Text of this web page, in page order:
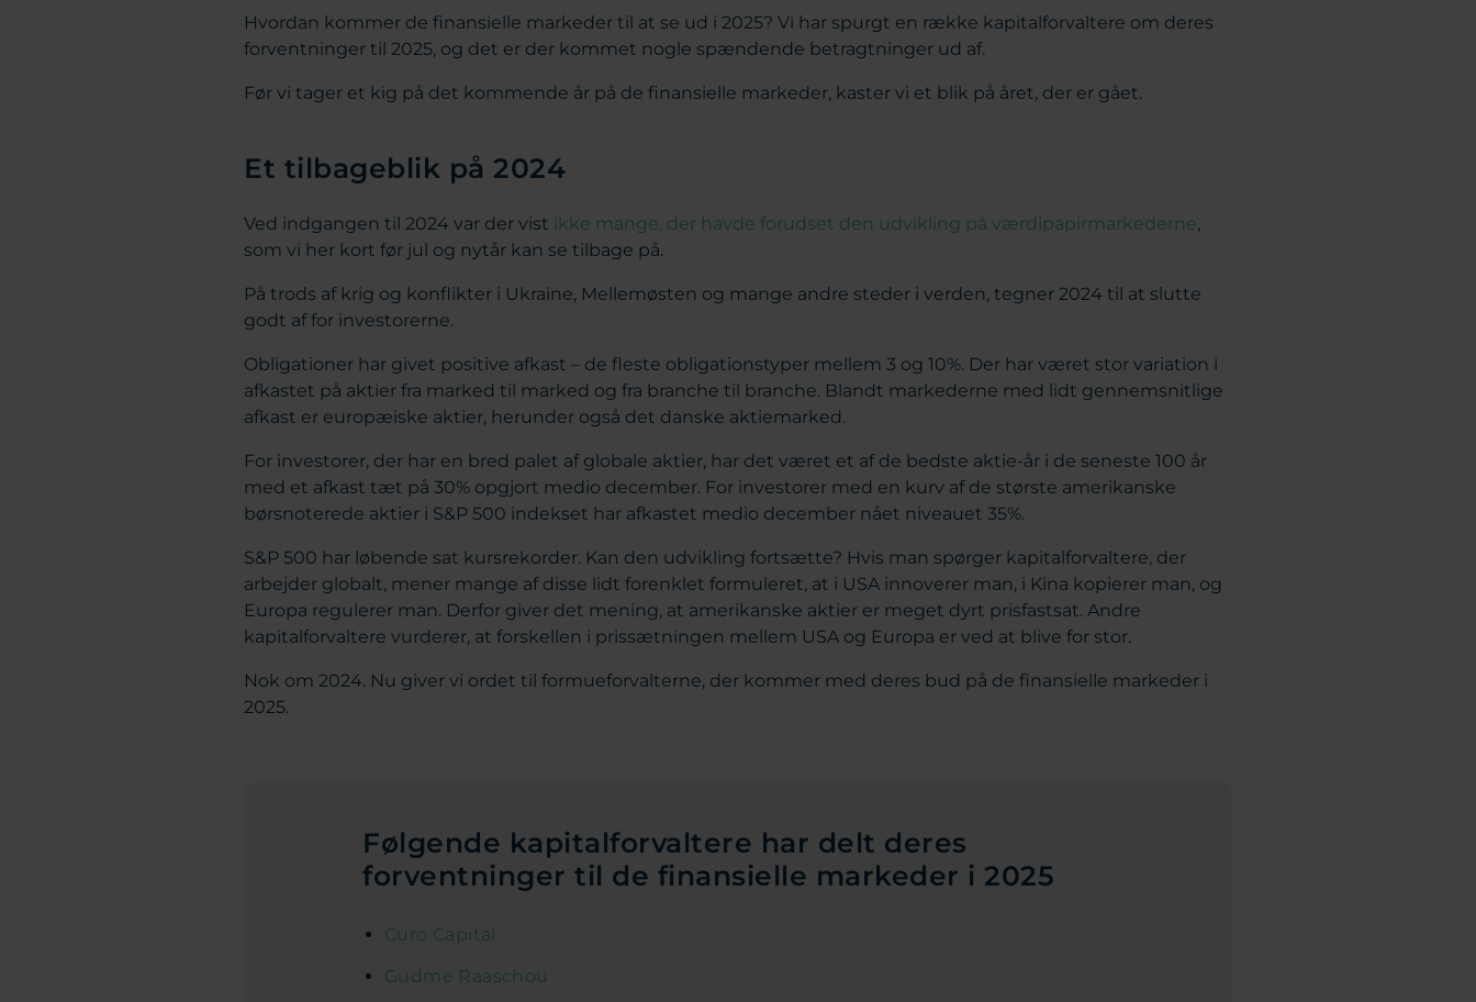
Hvordan kommer de finansielle markeder til at se ud i 2025? Vi har spurgt en række kapitalforvaltere om deres
forventninger til 2025, og det er der kommet nogle spændende betragtninger ud af.
Før vi tager et kig på det kommende år på de finansielle markeder, kaster vi et blik på året, der er gået.
Et tilbageblik på 2024
Ved indgangen til 2024 var der vist ikke mange, der havde forudset den udvikling på værdipapirmarkederne,
som vi her kort før jul og nytår kan se tilbage på.
På trods af krig og konflikter i Ukraine, Mellemøsten og mange andre steder i verden, tegner 2024 til at slutte
godt af for investorerne.
Obligationer har givet positive afkast – de fleste obligationstyper mellem 3 og 10%. Der har været stor variation i
afkastet på aktier fra marked til marked og fra branche til branche. Blandt markederne med lidt gennemsnitlige
afkast er europæiske aktier, herunder også det danske aktiemarked.
For investorer, der har en bred palet af globale aktier, har det været et af de bedste aktie-år i de seneste 100 år
med et afkast tæt på 30% opgjort medio december. For investorer med en kurv af de største amerikanske
børsnoterede aktier i S&P 500 indekset har afkastet medio december nået niveauet 35%.
S&P 500 har løbende sat kursrekorder. Kan den udvikling fortsætte? Hvis man spørger kapitalforvaltere, der
arbejder globalt, mener mange af disse lidt forenklet formuleret, at i USA innoverer man, i Kina kopierer man, og
Europa regulerer man. Derfor giver det mening, at amerikanske aktier er meget dyrt prisfastsat. Andre
kapitalforvaltere vurderer, at forskellen i prissætningen mellem USA og Europa er ved at blive for stor.
Nok om 2024. Nu giver vi ordet til formueforvalterne, der kommer med deres bud på de finansielle markeder i
2025.
Følgende kapitalforvaltere har delt deres
forventninger til de finansielle markeder i 2025
Curo Capital
Gudme Raaschou